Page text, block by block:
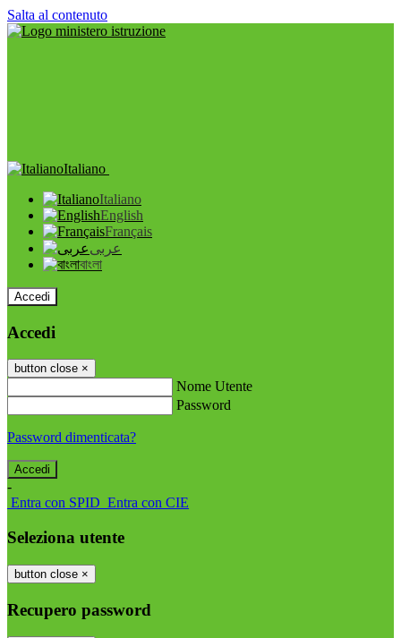
Salta al contenuto
Italiano
Italiano
English
Français
عربى
বাংলা
Accedi
Accedi
button close ×
Nome Utente
Password
Password dimenticata?
-
Entra con SPID Entra con CIE
Seleziona utente
button close ×
Recupero password